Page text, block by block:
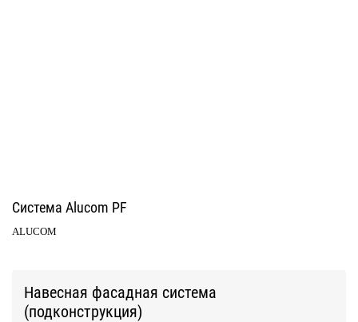
Система Alucom PF
ALUCOM
Навесная фасадная система
(подконструкция)